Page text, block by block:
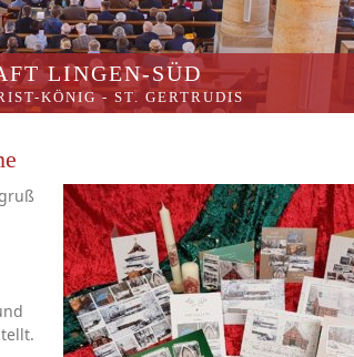
LINGEN-SÜD
KÖNIG-ST. GERTRUDIS